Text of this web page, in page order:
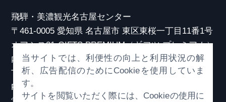
飛騨・美濃観光名古屋センター
〒461-0005 愛知県 名古屋市 東区東桜一丁目11番1号
オアシス21 GIFTS PREMIUM（ギフツ プレミアム）
内
TEL：052-253-6185
FAX：052-253-6186
当サイトでは、利便性の向上と利用状況の解
析、広告配信のためにCookieを使用していま
す。
サイトを閲覧いただく際には、Cookieの使用に